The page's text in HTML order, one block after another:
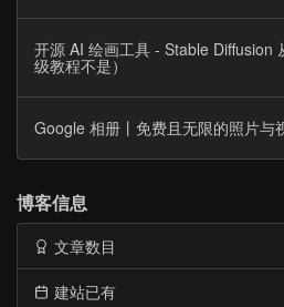
开源 AI 绘画工具 - Stable Diffusion
级教程不是）
Google 相册丨免费且无限的照片与
博客信息
文章数目
建站已有